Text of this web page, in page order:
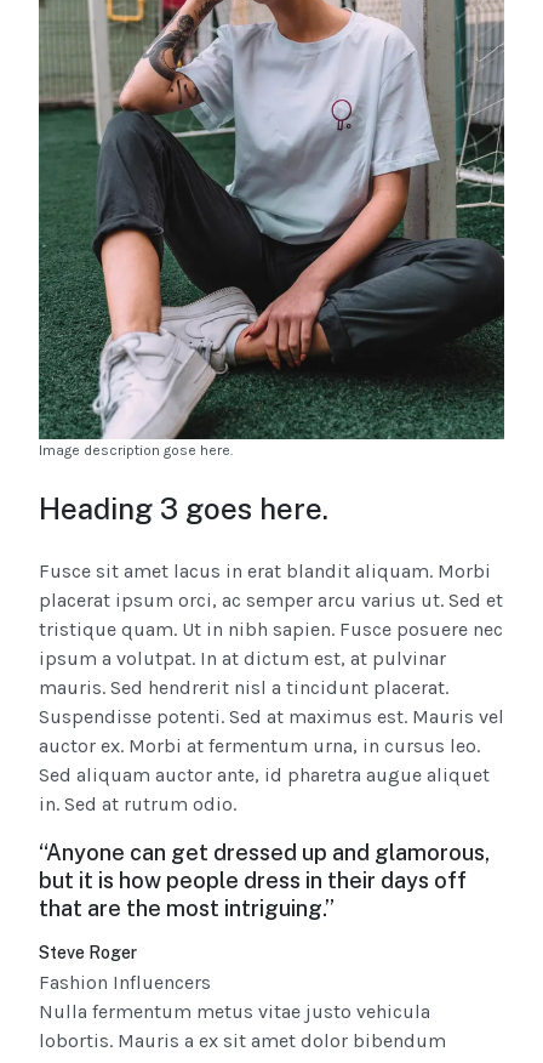
Image description gose here.
Heading 3 goes here.
Fusce sit amet lacus in erat blandit aliquam. Morbi
placerat ipsum orci, ac semper arcu varius ut. Sed et
tristique quam. Ut in nibh sapien. Fusce posuere nec
ipsum a volutpat. In at dictum est, at pulvinar
mauris. Sed hendrerit nisl a tincidunt placerat.
Suspendisse potenti. Sed at maximus est. Mauris vel
auctor ex. Morbi at fermentum urna, in cursus leo.
Sed aliquam auctor ante, id pharetra augue aliquet
in. Sed at rutrum odio.
“Anyone can get dressed up and glamorous,
but it is how people dress in their days off
that are the most intriguing.”
Steve Roger
Fashion Influencers
Nulla fermentum metus vitae justo vehicula
lobortis. Mauris a ex sit amet dolor bibendum